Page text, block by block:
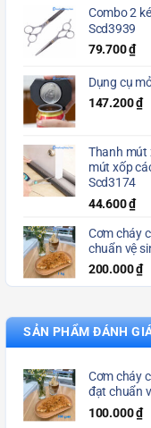
Combo 2
Scd3939
79.700₫
Dụng cụ
147.200₫
Thanh mút
mút xốp
Scd3174
44.600₫
Cơm cháy
chuẩn vệ
200.000₫
SẢN PHẨM ĐÁNH
Cơm cháy
đạt chuẩn
100.000₫